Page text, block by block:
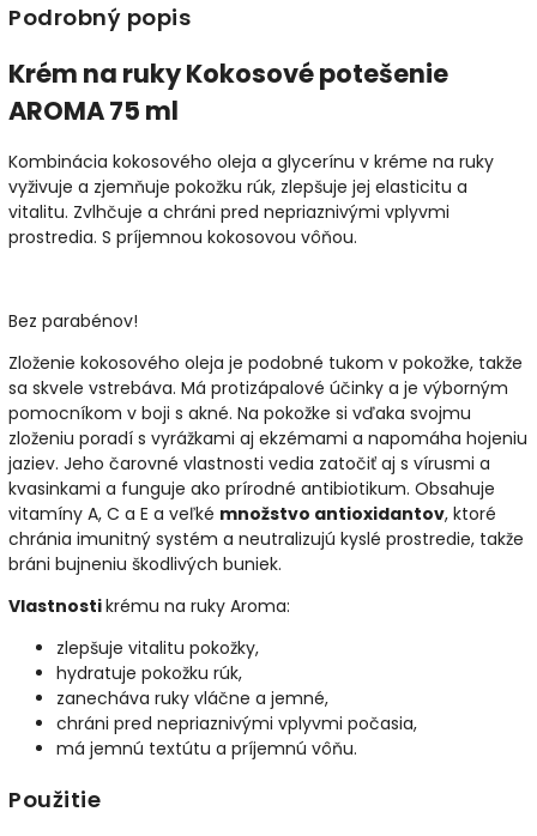
Podrobný popis
Krém na ruky Kokosové potešenie
AROMA 75 ml
Kombinácia kokosového oleja a glycerínu v kréme na ruky
vyživuje a zjemňuje pokožku rúk, zlepšuje jej elasticitu a
vitalitu. Zvlhčuje a chráni pred nepriaznivými vplyvmi
prostredia. S príjemnou kokosovou vôňou.
Bez parabénov!
Zloženie kokosového oleja je podobné tukom v pokožke, takže
sa skvele vstrebáva. Má protizápalové účinky a je výborným
pomocníkom v boji s akné. Na pokožke si vďaka svojmu
zloženiu poradí s vyrážkami aj ekzémami a napomáha hojeniu
jaziev. Jeho čarovné vlastnosti vedia zatočiť aj s vírusmi a
kvasinkami a funguje ako prírodné antibiotikum. Obsahuje
vitamíny A, C a E a veľké množstvo antioxidantov, ktoré
chránia imunitný systém a neutralizujú kyslé prostredie, takže
bráni bujneniu škodlivých buniek.
Vlastnostikrému na ruky Aroma:
zlepšuje vitalitu pokožky,
hydratuje pokožku rúk,
zanecháva ruky vláčne a jemné,
chráni pred nepriaznivými vplyvmi počasia,
má jemnú textútu a príjemnú vôňu.
Použitie